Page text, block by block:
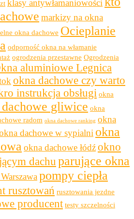
klasy antywłamaniowości
markizy na okna
okna dachowe Ocieplanie
odporność okna na włamanie
ogrodzenia przestawne Ogrodzenia
aluminiowe Legnica
okna dachowe czy warto
instrukcja obsługi okna
gliwice okna
radom okna dachowe ranking okna
dachowe w sypialni okna
okna dachowe łódźokno
dachu parujące okna
pompy ciepła
rusztowań rusztowania jezdne
producent testy szczelności